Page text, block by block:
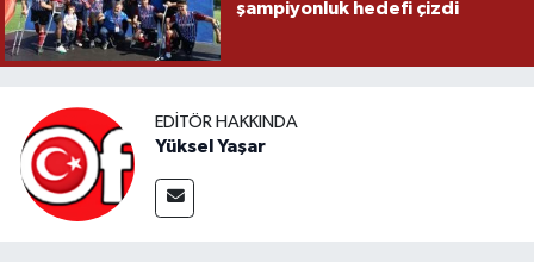
şampiyonluk hedefi çizdi
EDITÖR HAKKINDA
Yüksel Yaşar